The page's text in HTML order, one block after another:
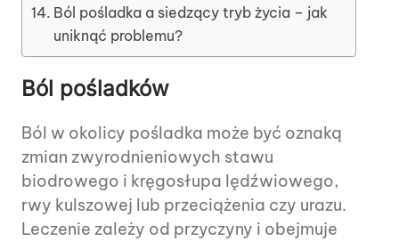
Ból pośladka a siedzący tryb życia – jak
uniknąć problemu?
Ból pośladków
Ból w okolicy pośladka może być oznaką
zmian zwyrodnieniowych stawu
biodrowego i kręgosłupa lędźwiowego,
rwy kulszowej lub przeciążenia czy urazu.
Leczenie zależy od przyczyny i obejmuje